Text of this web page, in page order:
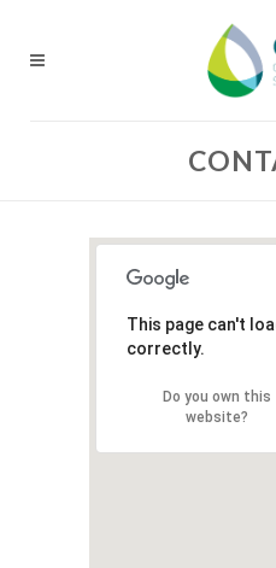
This page can't
correctly.
Do you own this
website?